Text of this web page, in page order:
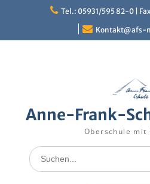
Tel.: 05931/595 82-0 |
Kontakt@afs-
Anne-Frank-
Oberschule mit
Search
for: